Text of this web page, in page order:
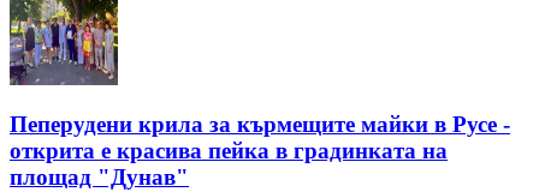
Пеперудени крила за кърмещите майки в Русе -
открита е красива пейка в градинката на
площад "Дунав"